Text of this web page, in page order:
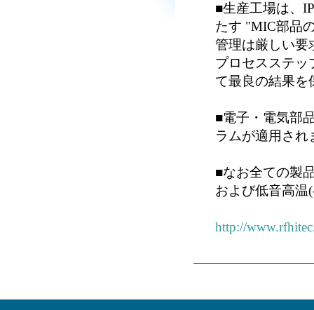
■生産工場は、
たす "MIC部品
管理は厳しい要
プロセスステッ
て最良の結果を
■電子・電気部
ラムが適用され
■なお全ての製
および低音高
http://